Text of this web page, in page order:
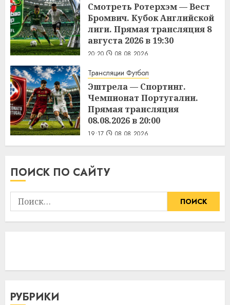
Смотреть Ротерхэм — Вест
Бромвич. Кубок Английской
лиги. Прямая трансляция 8
августа 2026 в 19:30
20:20 08.08.2026
Трансляции Футбол
Эштрела — Спортинг.
Чемпионат Португалии.
Прямая трансляция
08.08.2026 в 20:00
19:17 08.08.2026
ПОИСК ПО САЙТУ
Найти:
РУБРИКИ